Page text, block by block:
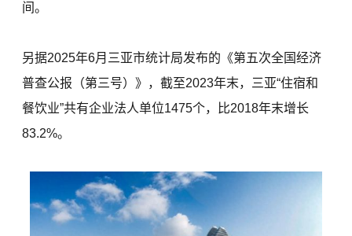
间。
另据2025年6月三亚市统计局发布的《第五次全国经济
普查公报（第三号）》，截至2023年末，三亚“住宿和
餐饮业”共有企业法人单位1475个，比2018年末增长
83.2%。